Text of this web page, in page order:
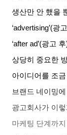
생산만 안 했을
‘advertising’(광
‘after ad’(광고
상당히 중요한
아이디어를 조
브랜드 네이밍
광고회사가 이
마케팅 단계까